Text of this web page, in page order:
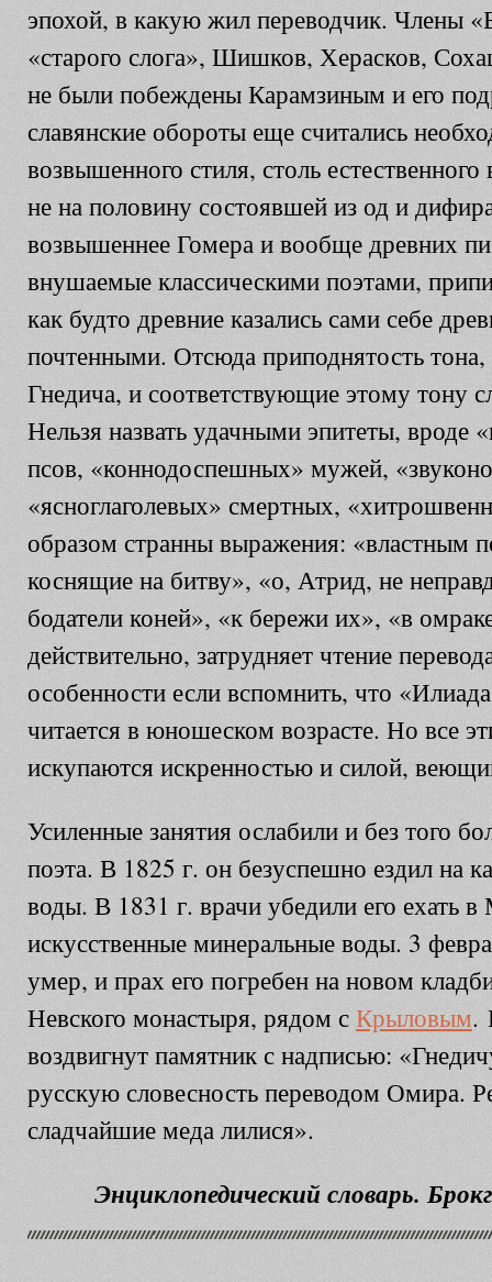
эпохой, в какую жил переводчик. Члены
«старого слога», Шишков, Херасков,
не были побеждены Карамзиным и его
славянские обороты еще считались
возвышенного стиля, столь естественного
не на половину состоявшей из од и
возвышеннее Гомера и вообще древних
внушаемые классическими поэтами,
как будто древние казались сами себе
почтенными. Отсюда приподнятость тона,
Гнедича, и соответствующие этому тону
Нельзя назвать удачными эпитеты, вроде
псов, «коннодоспешных» мужей,
«ясноглаголевых» смертных,
образом странны выражения: «властным
коснящие на битву», «о, Атрид, не
бодатели коней», «к бережи их», «в
действительно, затрудняет чтение
особенности если вспомнить, что
читается в юношеском возрасте. Но все
искупаются искренностью и силой,
Усиленные занятия ослабили и без того
поэта. В 1825 г. он безуспешно ездил на
воды. В 1831 г. врачи убедили его ехать в
искусственные минеральные воды. 3
умер, и прах его погребен на новом
Невского монастыря, рядом сКрыловым.
воздвигнут памятник с надписью:
русскую словесность переводом Омира.
сладчайшие меда лилися».
Энциклопедический словарь.